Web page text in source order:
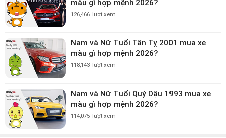
màu gì hợp mệnh 2026?
126,466 lượt xem
Nam và Nữ Tuổi Tân Tỵ 2001 mua xe
màu gì hợp mệnh 2026?
118,143 lượt xem
Nam và Nữ Tuổi Quý Dậu 1993 mua xe
màu gì hợp mệnh 2026?
114,075 lượt xem